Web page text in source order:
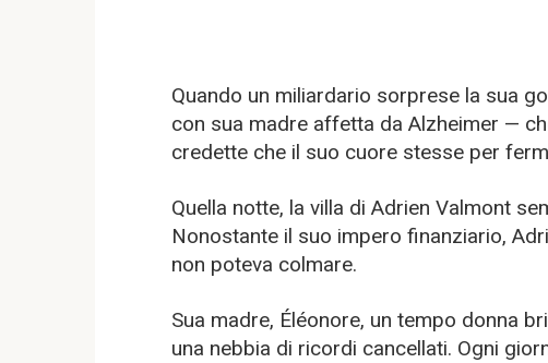
Quando un miliardario sorprese la sua
con sua madre affetta da Alzheimer —
credette che il suo cuore stesse per
Quella notte, la villa di Adrien Valmont
Nonostante il suo impero finanziario,
non poteva colmare.
Sua madre, Éléonore, un tempo donna
una nebbia di ricordi cancellati. Ogni